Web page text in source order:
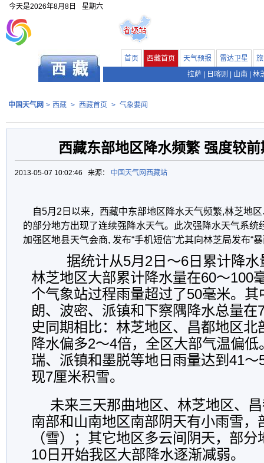
今天是2026年8月8日 星期六
首页 西藏首页 天气预报 雷达卫星
拉萨
日喀则 山南 林
中国天气网 > 西藏 > 西藏首页 > 气象要闻
西藏东部地区降水频繁 强度较
2013-05-07 10:02:46 来源： 中国天气网西藏站
自5月2日以来，西藏中东部地区降水天气频繁,林芝地
的部分地方出现了连续强降水天气。此次强降水天气系统
加强区地县天气会商, 发布“手机短信”尤其向林芝局发布“
据统计从5月2日～6日累计降水
林芝地区大部累计降水量在60～100
个气象站过程雨量超过了50毫米。
朗、波密、派镇和下察隅降水总量在
史同期相比：林芝地区、昌都地区北
降水偏多2～4倍，全区大部气温偏
瑞、派镇和墨脱等地日雨量达到41
现7厘米积雪。
未来三天那曲地区、林芝地区、
南部和山南地区南部阴天有小雨雪，
（雪）；其它地区多云间阴天，部
10日开始我区大部降水逐渐减弱。